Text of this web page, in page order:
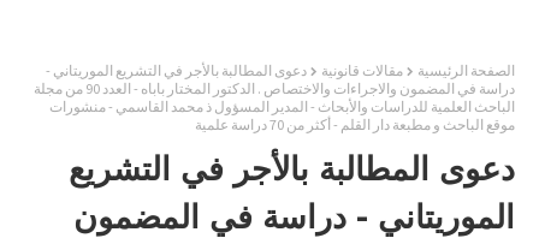
الصفحة الرئيسية مقالات قانونية
دعوى المطالبة بالأجر في التشريع الموريتاني -
دراسة في المضمون والاجراءات والاختصاص . الدكتور المختار باباه - العدد 90 من مجلة
الباحث العلمية للدراسات والأبحاث - المدير المسؤول ذ محمد القاسمي - منشورات
موقع الباحث و مطبعة دار القلم - أكثر من 70 دراسة علمية
دعوى المطالبة بالأجر في التشريع
الموريتاني - دراسة في المضمون